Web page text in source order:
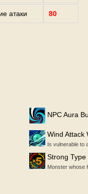
атаки 80
NPC Aura
Wind Attack
Is vulnerable to
Strong Type
Monster whose